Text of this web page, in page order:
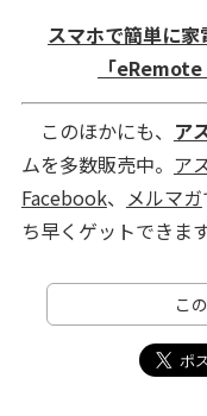
スマホで簡単に
「
このほかにも、 ア
ムを多数販売中。 ア
Facebook、 メルマガ
ち早くゲットできま
こ